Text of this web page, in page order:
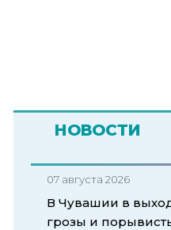
НОВОСТИ
07 августа 2026
В Чувашии в
грозы и